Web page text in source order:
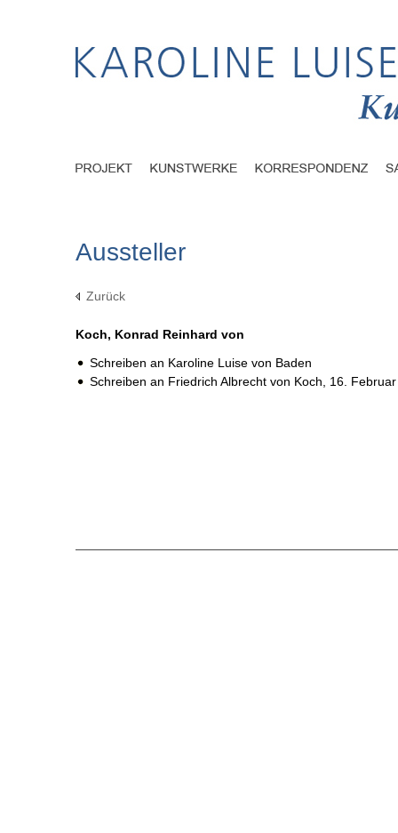
Aussteller
Zurück
Koch, Konrad Reinhard von
Schreiben an Karoline Luise von Baden
Schreiben an Friedrich Albrecht von Koch, 16.